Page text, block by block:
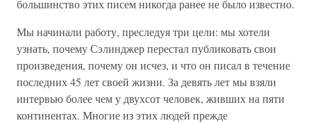
большинство этих писем никогда ранее не было известно.
Мы начинали работу, преследуя три цели: мы хотели
узнать, почему Сэлинджер перестал публиковать свои
произведения, почему он исчез, и что он писал в течение
последних 45 лет своей жизни. За девять лет мы взяли
интервью более чем у двухсот человек, живших на пяти
континентах. Многие из этих людей прежде